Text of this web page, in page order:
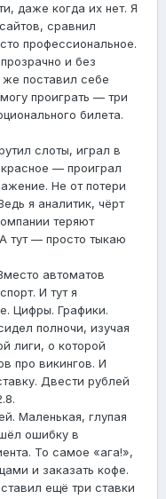
даже когда их нет. Я
сравнил
профессиональное.
и без
поставил себе
проиграть — три
билета.
слоты, играл в
— проиграл
Не от потери
я аналитик, чёрт
теряют
тут — просто тыкаю
автоматов
И тут я
Цифры. Графики.
полночи, изучая
лиги, о которой
про викингов. И
Двести рублей
Маленькая, глупая
ошибку в
То самое «ага!»,
и заказать кофе.
ещё три ставки